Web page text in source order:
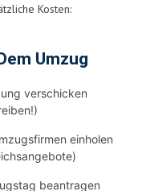
Kosten:
Umzug
verschicken
einholen
beantragen